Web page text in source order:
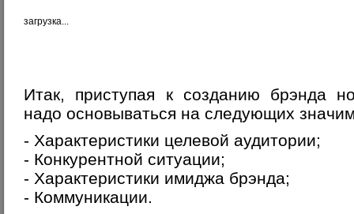
загрузка...
Итак, приступая к созданию брэнда
надо основываться на следующих
- Характеристики целевой аудитории;
- Конкурентной ситуации;
- Характеристики имиджа брэнда;
- Коммуникации.